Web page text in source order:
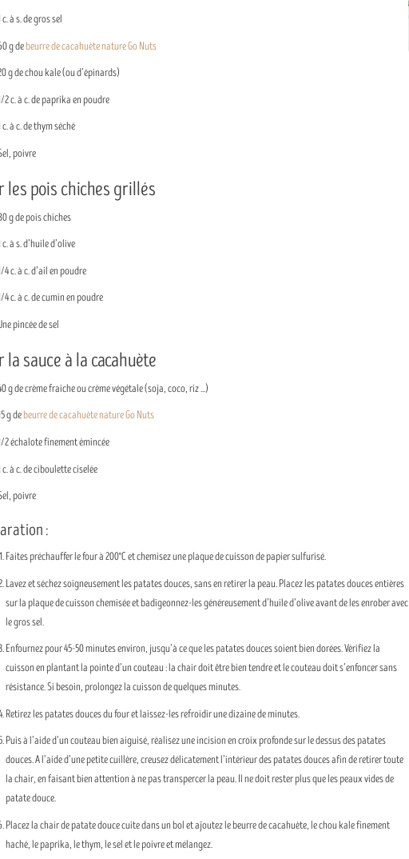
c. à s. de gros sel
g debeurre de cacahuète nature Go Nuts
g de chou kale (ou d’épinards)
2 c. à c. de paprika en poudre
c. à c. de thym séché
poivre
les pois chiches grillés
g de pois chiches
c. à s. d’huile d’olive
4 c. à c. d’ail en poudre
4 c. à c. de cumin en poudre
pincée de sel
la sauce à la cacahuète
g de crème fraiche ou crème végétale (soja, coco, riz ...)
g debeurre de cacahuète nature Go Nuts
2 échalote finement émincée
c. à c. de ciboulette ciselée
poivre
:
Faites préchauffer le four à 200°C et chemisez une plaque de cuisson de papier sulfurisé.
Lavez et séchez soigneusement les patates douces, sans en retirer la peau. Placez les patates douces entières
sur la plaque de cuisson chemisée et badigeonnez-les généreusement d’huile d’olive avant de les enrober avec
le gros sel.
Enfournez pour 45-50 minutes environ, jusqu’à ce que les patates douces soient bien dorées. Vérifiez la
cuisson en plantant la pointe d’un couteau : la chair doit être bien tendre et le couteau doit s’enfoncer sans
résistance. Si besoin, prolongez la cuisson de quelques minutes.
Retirez les patates douces du four et laissez-les refroidir une dizaine de minutes.
Puis à l’aide d’un couteau bien aiguisé, réalisez une incision en croix profonde sur le dessus des patates
douces. A l’aide d’une petite cuillère, creusez délicatement l’intérieur des patates douces afin de retirer toute
la chair, en faisant bien attention à ne pas transpercer la peau. Il ne doit rester plus que les peaux vides de
patate douce.
Placez la chair de patate douce cuite dans un bol et ajoutez le beurre de cacahuète, le chou kale finement
haché, le paprika, le thym, le sel et le poivre et mélangez.